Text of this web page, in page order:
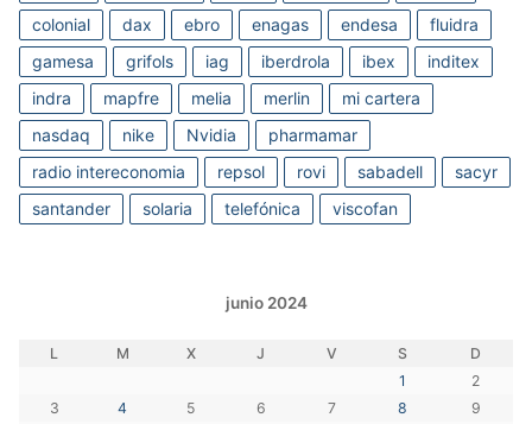
colonial
dax ebro enagas endesa
fluidra
gamesa
grifols iag iberdrola ibex
inditex
indra
mapfre melia merlin
mi cartera
nasdaq
nike Nvidia
pharmamar
radio intereconomia
repsol rovi sabadell
sacyr
santander
solaria telefónica viscofan
junio 2024
L M X J V S
D
1
2
3
4 5 6 7 8
9